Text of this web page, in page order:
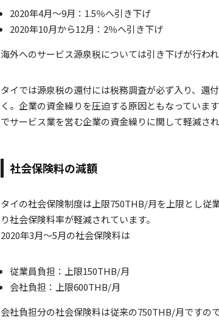
2020年4月～9月：1.5％へ引き下げ
2020年10月から12月：2％へ引き下げ
海外へのサービス源泉税については引き下げが行わ
タイでは源泉税の還付には税務調査が必ず入り、還
く。企業の資金繰りを圧迫する原因ともなっていま
でサービス業を営む企業の資金繰りに関して軽減さ
社会保険料の減額
タイの社会保険制度は上限750THB/月を上限とし従
り社会保険料率が軽減されています。
2020年3月～5月の社会保険料は
従業員負担：上限150THB/月
会社負担：上限600THB/月
会社負担分の社会保険料は従来の750THB/月ですの